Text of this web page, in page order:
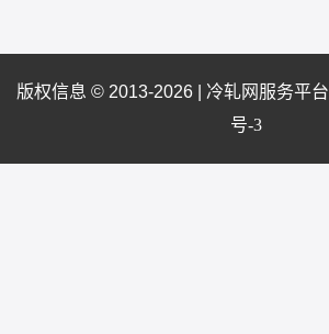
版权信息 © 2013-2026 | 冷轧网服务平台
号-3